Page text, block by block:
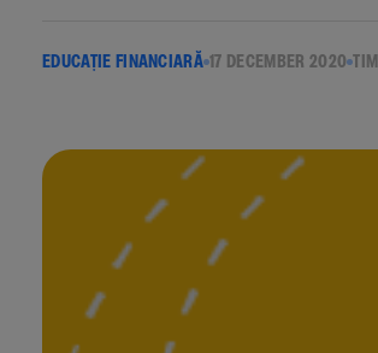
EDUCAȚIE FINANCIARĂ 17 DECEMBER 2020